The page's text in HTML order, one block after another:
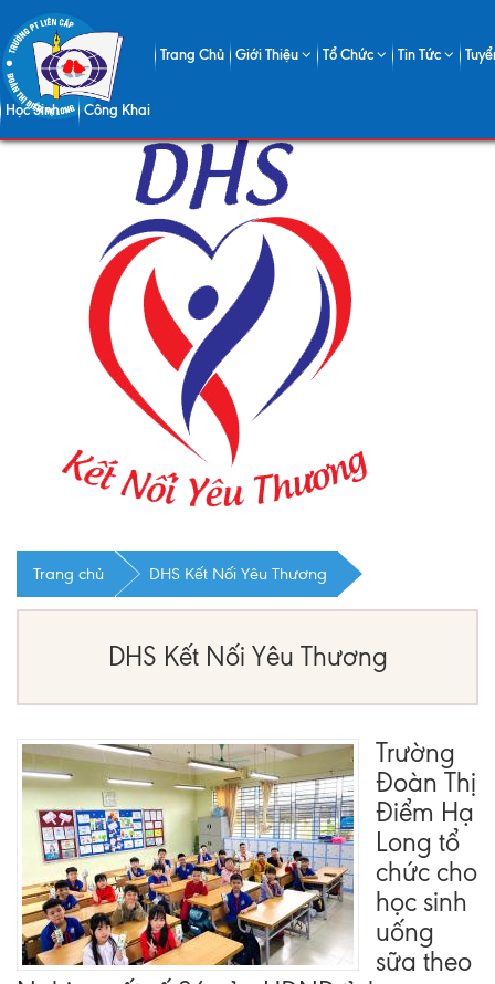
Trang Chủ Giới Thiệu Tổ Chức Tin Tức
Học Sinh Công Khai
Trang chủ DHS Kết Nối Yêu Thương
DHS Kết Nối Yêu Thương
Trường
Đoàn Thị
Điểm Hạ
Long tổ
chức cho
học sinh
uống
sữa theo